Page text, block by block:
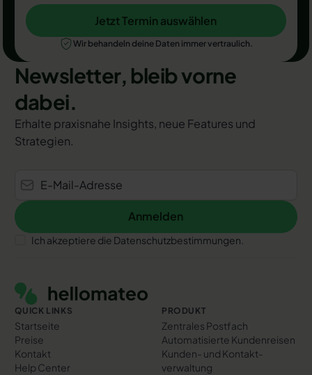
Jetzt Termin auswählen
Jetzt Termin auswählen
Wir behandeln deine Daten immer vertraulich.
Newsletter, bleib vorne
dabei.
Erhalte praxisnahe Insights, neue Features und
Strategien.
Anmelden
Anmelden
Ich akzeptiere die Datenschutzbestimmungen.
QUICK LINKS
Startseite
Preise
Kontakt
Help Center
PRODUKT
Zentrales Postfach
Automatisierte Kundenreisen
Kunden- und Kontakt­
verwaltung